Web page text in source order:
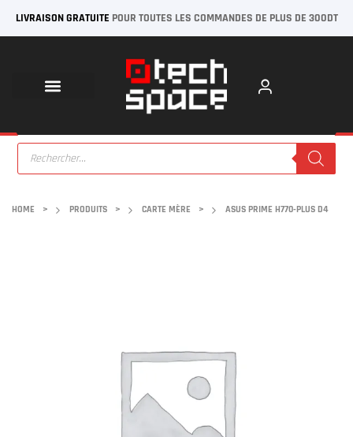
LIVRAISON GRATUITE POUR TOUTES LES COMMANDES DE PLUS DE 300DT
HOME > PRODUITS > CARTE MÈRE > ASUS PRIME H770-PLUS D4